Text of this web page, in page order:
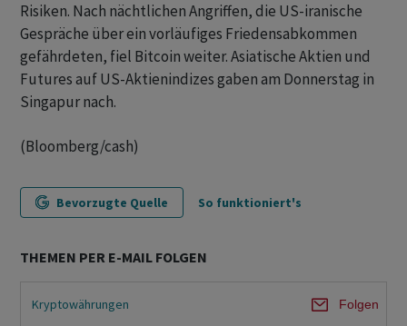
Risiken. Nach nächtlichen Angriffen, die US-iranische
Gespräche über ein vorläufiges Friedensabkommen
gefährdeten, fiel Bitcoin weiter. Asiatische Aktien und
Futures auf US-Aktienindizes gaben am Donnerstag in
Singapur nach.
(Bloomberg/cash)
Bevorzugte Quelle So funktioniert's
THEMEN PER E-MAIL FOLGEN
Kryptowährungen Folgen